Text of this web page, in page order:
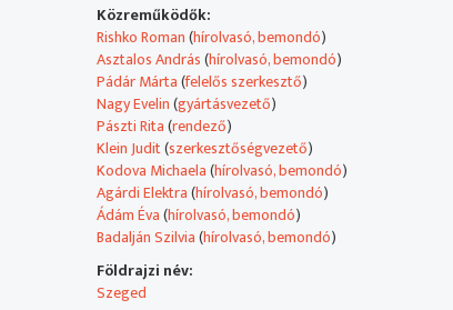
- Hírek
- Ruszin kulturális díjak átadása
- Nemzetiségi színházi találkozón először lépett
MEGSZÓLALÓ: Armen Elbakyan
- Magyar-orosz-lengyel művész labdarúgó torna,
MEGSZÓLALÓ: Nemcsák Károly,
csapatkapitány, Lengyel Művészválogatott
- Ételkészítés: Lengyel céklaleves palacsintával
MEGSZÓLALÓ: Kölbl Jolanta
Közreműködők:
Rishko Roman(hírolvasó, bemondó)
Asztalos András(hírolvasó, bemondó)
Pádár Márta(felelős szerkesztő)
Nagy Evelin(gyártásvezető)
Pászti Rita(rendező)
Klein Judit(szerkesztőségvezető)
Kodova Michaela(hírolvasó, bemondó)
Agárdi Elektra(hírolvasó, bemondó)
Ádám Éva(hírolvasó, bemondó)
Badalján Szilvia(hírolvasó, bemondó)
Földrajzi név:
Szeged